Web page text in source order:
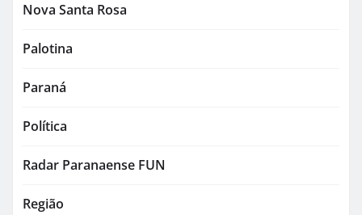
Nova Santa Rosa
Palotina
Paraná
Política
Radar Paranaense FUN
Região